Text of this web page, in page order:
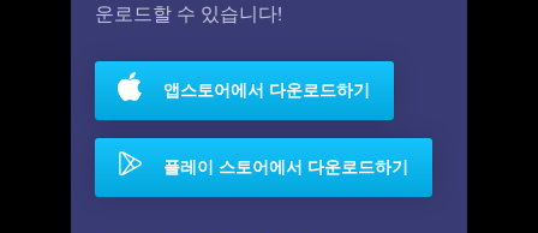
운로드할 수 있습니다!
앱스토어에서 다운로드하기
플레이 스토어에서 다운로드하기